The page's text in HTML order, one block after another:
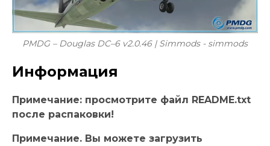
PMDG – Douglas DC–6 v2.0.46 | Simmods - simmods
Информация
Примечание: просмотрите файл README.txt
после распаковки!
Примечание. Вы можете загрузить